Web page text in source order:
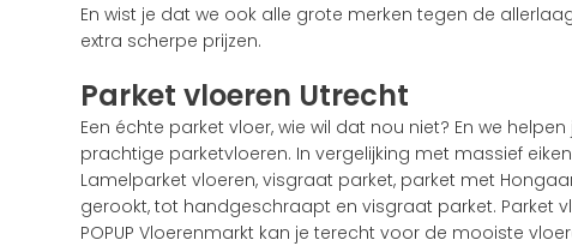
En wist je dat we ook alle grote merken tegen de
extra scherpe prijzen.
Parket vloeren Utrecht
Een échte parket vloer, wie wil dat nou niet? En we
prachtige parketvloeren. In vergelijking met massief
Lamelparket vloeren, visgraat parket, parket met
gerookt, tot handgeschraapt en visgraat parket. Parket
POPUP Vloerenmarkt kan je terecht voor de mooiste